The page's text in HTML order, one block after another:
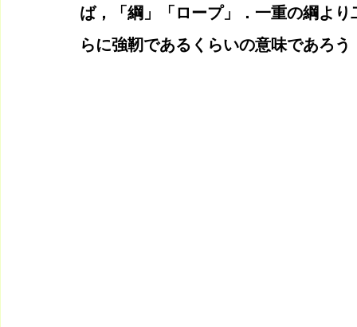
ば，「綱」「ロープ」．一重の綱よ
らに強靭であるくらいの意味であろう